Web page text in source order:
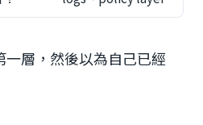
層，然後以為自己已經